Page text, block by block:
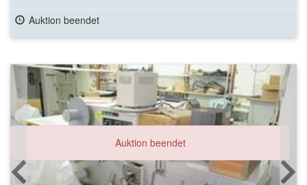
Auktion beendet
Auktion beendet